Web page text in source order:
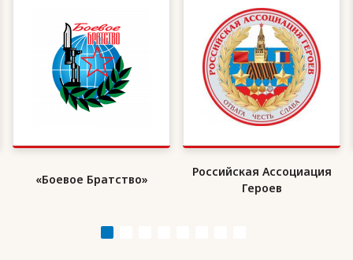
«Боевое Братство»
Российская Ассоциация
Героев